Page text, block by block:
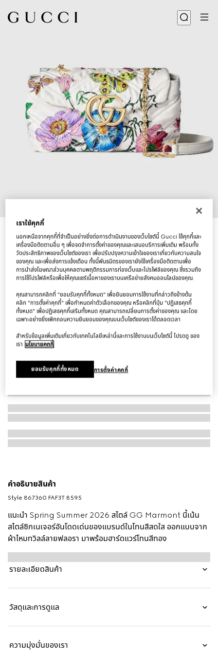
กระเป๋า GG Marmont mini bag
฿63,500
ตัวแปรผ้าซิลค์ทวิลสีขาว
คำอธิบายสินค้า
Style ‎867360 FAF3T 8595
แนะนำ Spring Summer 2026 สไตล์ GG Marmont นี้เน้น
สไตล์ซิกเนเจอร์อันโดดเด่นของแบรนด์ในโทนสีสดใส ออกแบบจาก
ผ้าไหมทวิลล์ลายฟลอรา มาพร้อมฮาร์ดแวร์โทนสีทอง
รายละเอียดสินค้า
วัสดุและการดูแล
ความมุ่งมั่นของเรา
เราใช้คุกกี้
นอกเหนือจากคุกกี้ที่จำเป็นอย่างยิ่งต่อการดำเนินงานของเว็บไซต์นี้ Gucci ใช้คุกกี้และ
เครื่องมือติดตามอื่น ๆ เพื่อจดจำการตั้งค่าของคุณและเสนอบริการเพิ่มเติม พร้อมทั้ง
วัดประสิทธิภาพของเว็บไซต์ของเรา เพื่อปรับปรุงความเข้าใจของเราเกี่ยวกับความสนใจ
ของคุณ และเพื่อส่งการแจ้งเตือน ทั้งนี้พันธมิตรของเรายังใช้เครื่องมือติดตามเพื่อ
การนำส่งโฆษณาส่วนบุคคลตามพฤติกรรมการท่องเว็บและโปรไฟล์ของคุณ ซึ่งรวมถึง
การใช้โปรไฟล์หรือเพื่อให้คุณแชร์เนื้อหาของเราบนเครือข่ายสังคมออนไลน์ของคุณ.
คุณสามารถคลิกที่ "ยอมรับคุกกี้ทั้งหมด" เพื่อยินยอมการใช้งานที่กล่าวถึงข้างต้น
คลิก "การตั้งค่าคุกกี้" เพื่อกำหนดค่าตัวเลือกของคุณ หรือคลิกที่ปุ่ม "ปฏิเสธคุกกี้
ทั้งหมด" เพื่อปฏิเสธคุกกี้เสริมทั้งหมด คุณสามารถเปลี่ยนการตั้งค่าของคุณ และโดย
เฉพาะอย่างยิ่งเพิกถอนความยินยอมของคุณบนเว็บไซต์ของเราได้ตลอดเวลา
สำหรับข้อมูลเพิ่มเติมเกี่ยวกับเทคโนโลยีเหล่านี้และการใช้งานบนเว็บไซต์นี้ โปรดดู ของ
เรา นโยบายคุกกี้
การตั้งค่าคุกกี้
ยอมรับคุกกี้ทั้งหมด